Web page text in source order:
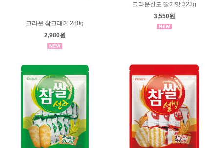
크라운 참크래커 280g
2,980원
크라운산도 딸기맛 323g
3,550원